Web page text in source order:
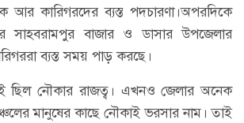
আর কারিগরদের ব্যস্ত পদচারণা।অপরদিকে
সাহবরামপুর বাজার ও ডাসার উপজেলার
ব্যস্ত সময় পাড় করছে।
ছিল নৌকার রাজত্ব। এখনও জেলার অনেক
মানুষের কাছে নৌকাই ভরসার নাম। তাই